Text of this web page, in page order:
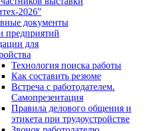
2026"
документы
предприятий
для
Технология поиска работы
Как составить резюме
Встреча с работодателем.
Самопрезентация
Правила делового общения и
этикета при трудоустройстве